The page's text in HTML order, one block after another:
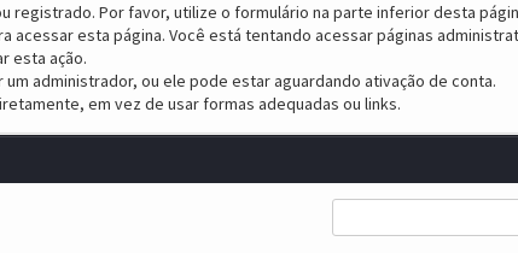
registrado. Por favor, utilize o formulário na parte inferior desta
acessar esta página. Você está tentando acessar páginas
esta ação.
administrador, ou ele pode estar aguardando ativação de conta.
em vez de usar formas adequadas ou links.